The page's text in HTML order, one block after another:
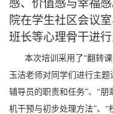
感、价值感与幸福感
院在学生社区会议室
班长等心理骨干进行
本次培训采用了“翻转
玉洁老师对同学们进行主
辅导员的职责和任务”、“朋
机干预与初步处理方法”、“